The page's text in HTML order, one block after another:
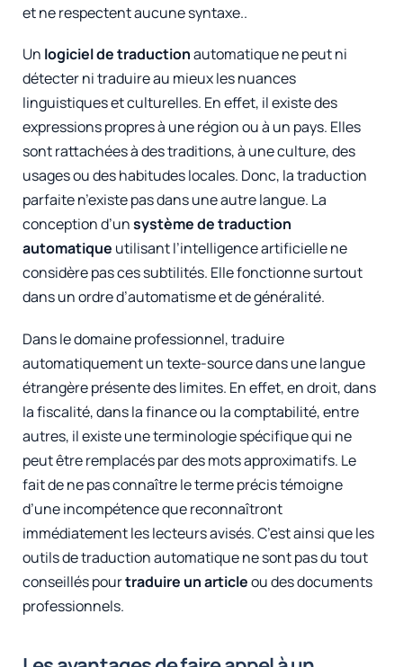
et ne respectent aucune syntaxe..
Un logiciel de traductionautomatique ne peut ni
détecter ni traduire au mieux les nuances
linguistiques et culturelles. En effet, il existe des
expressions propres à une région ou à un pays. Elles
sont rattachées à des traditions, à une culture, des
usages ou des habitudes locales. Donc, la traduction
parfaite n’existe pas dans une autre langue. La
conception d’unsystème de traduction
automatique utilisant l’intelligence artificielle ne
considère pas ces subtilités. Elle fonctionne surtout
dans un ordre d’automatisme et de généralité.
Dans le domaine professionnel, traduire
automatiquement un texte-source dans une langue
étrangère présente des limites. En effet, en droit, dans
la fiscalité, dans la finance ou la comptabilité, entre
autres, il existe une terminologie spécifique qui ne
peut être remplacés par des mots approximatifs. Le
fait de ne pas connaître le terme précis témoigne
d’une incompétence que reconnaîtront
immédiatement les lecteurs avisés. C’est ainsi que les
outils de traduction automatique ne sont pas du tout
conseillés pourtraduire un articleou des documents
professionnels.